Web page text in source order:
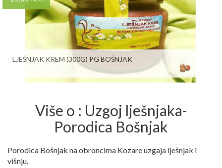
LJEŠNJAK KREM (300G) PG BOŠNJAK
Više o : Uzgoj lješnjaka-
Porodica Bošnjak
Porodica Bošnjak na obroncima Kozare uzgaja lješnjak i
višnju.